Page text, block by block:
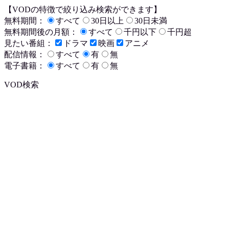
【VODの特徴で絞り込み検索ができます】
無料期間：
すべて 30日以上
30日未満
無料期間後の月額：
すべて 千円以下
千円超
見たい番組：
ドラマ 映画
アニメ
配信情報：
すべて 有
無
電子書籍：
すべて 有 無
VOD検索